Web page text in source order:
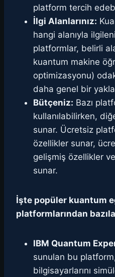
platform tercih
İlgi Alanlarınız:
hangi alanıyla
platformlar, belirli
kuantum makine
optimizasyonu)
daha genel bir
Bütçeniz: Bazı
kullanılabilirken,
sunar. Ücretsiz
özellikler sunar,
gelişmiş özellikler
sunar.
İşte popüler kuantum
platformlarından
IBM Quantum
sunulan bu
bilgisayarlarını